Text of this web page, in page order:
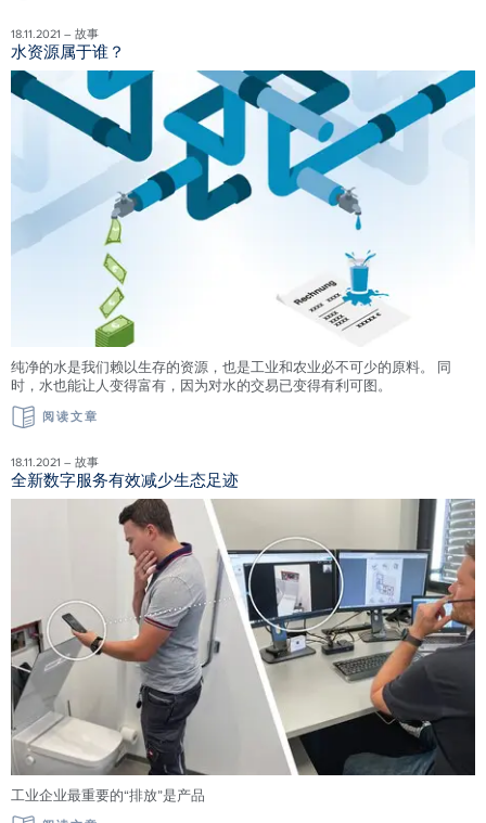
18.11.2021 – 故事
水资源属于谁？
纯净的水是我们赖以生存的资源，也是工业和农业必不可少的原料。 同
时，水也能让人变得富有，因为对水的交易已变得有利可图。
阅读文章
18.11.2021 – 故事
全新数字服务有效减少生态足迹
工业企业最重要的“排放”是产品